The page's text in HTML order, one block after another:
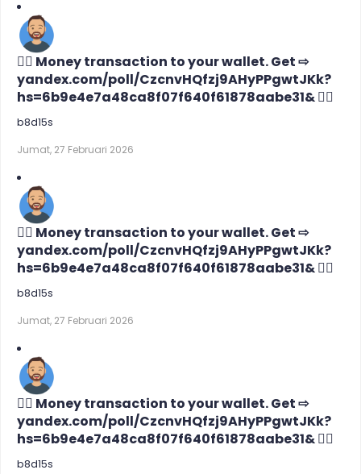
🙇‍♀️ Money transaction to your wallet. Get ⇨
yandex.com/poll/CzcnvHQfzj9AHyPPgwtJKk?
hs=6b9e4e7a48ca8f07f640f61878aabe31& 🙇‍♀️
b8d15s
Jumat, 27 Februari 2026
🙇‍♀️ Money transaction to your wallet. Get ⇨
yandex.com/poll/CzcnvHQfzj9AHyPPgwtJKk?
hs=6b9e4e7a48ca8f07f640f61878aabe31& 🙇‍♀️
b8d15s
Jumat, 27 Februari 2026
🙇‍♀️ Money transaction to your wallet. Get ⇨
yandex.com/poll/CzcnvHQfzj9AHyPPgwtJKk?
hs=6b9e4e7a48ca8f07f640f61878aabe31& 🙇‍♀️
b8d15s